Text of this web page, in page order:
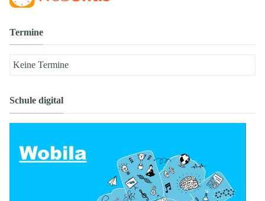
Termine
Keine Termine
Schule digital